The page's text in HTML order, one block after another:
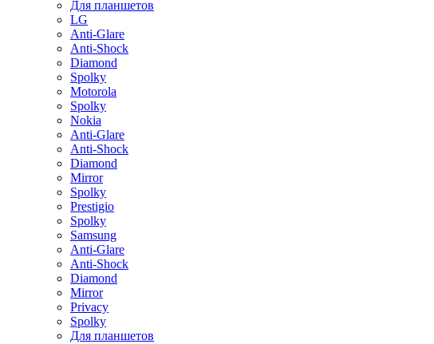
Для планшетов
LG
Anti-Glare
Anti-Shock
Diamond
Spolky
Motorola
Spolky
Nokia
Anti-Glare
Anti-Shock
Diamond
Mirror
Spolky
Prestigio
Spolky
Samsung
Anti-Glare
Anti-Shock
Diamond
Mirror
Privacy
Spolky
Для планшетов